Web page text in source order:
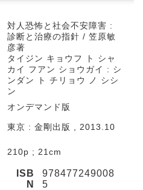
対人恐怖と社会不安障害 :
診断と治療の指針 / 笠原敏
彦著
タイジン キョウフ ト シャ
カイ フアン ショウガイ : シ
ンダン ト チリョウ ノ シシ
ン
オンデマンド版
東京 : 金剛出版 , 2013.10
210p ; 21cm
ISB
N
978477249008
5